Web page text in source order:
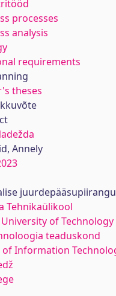
processes
analysis
requirements
theses
Annely
Tehnikaülikool
of Technology
teaduskond
of Information